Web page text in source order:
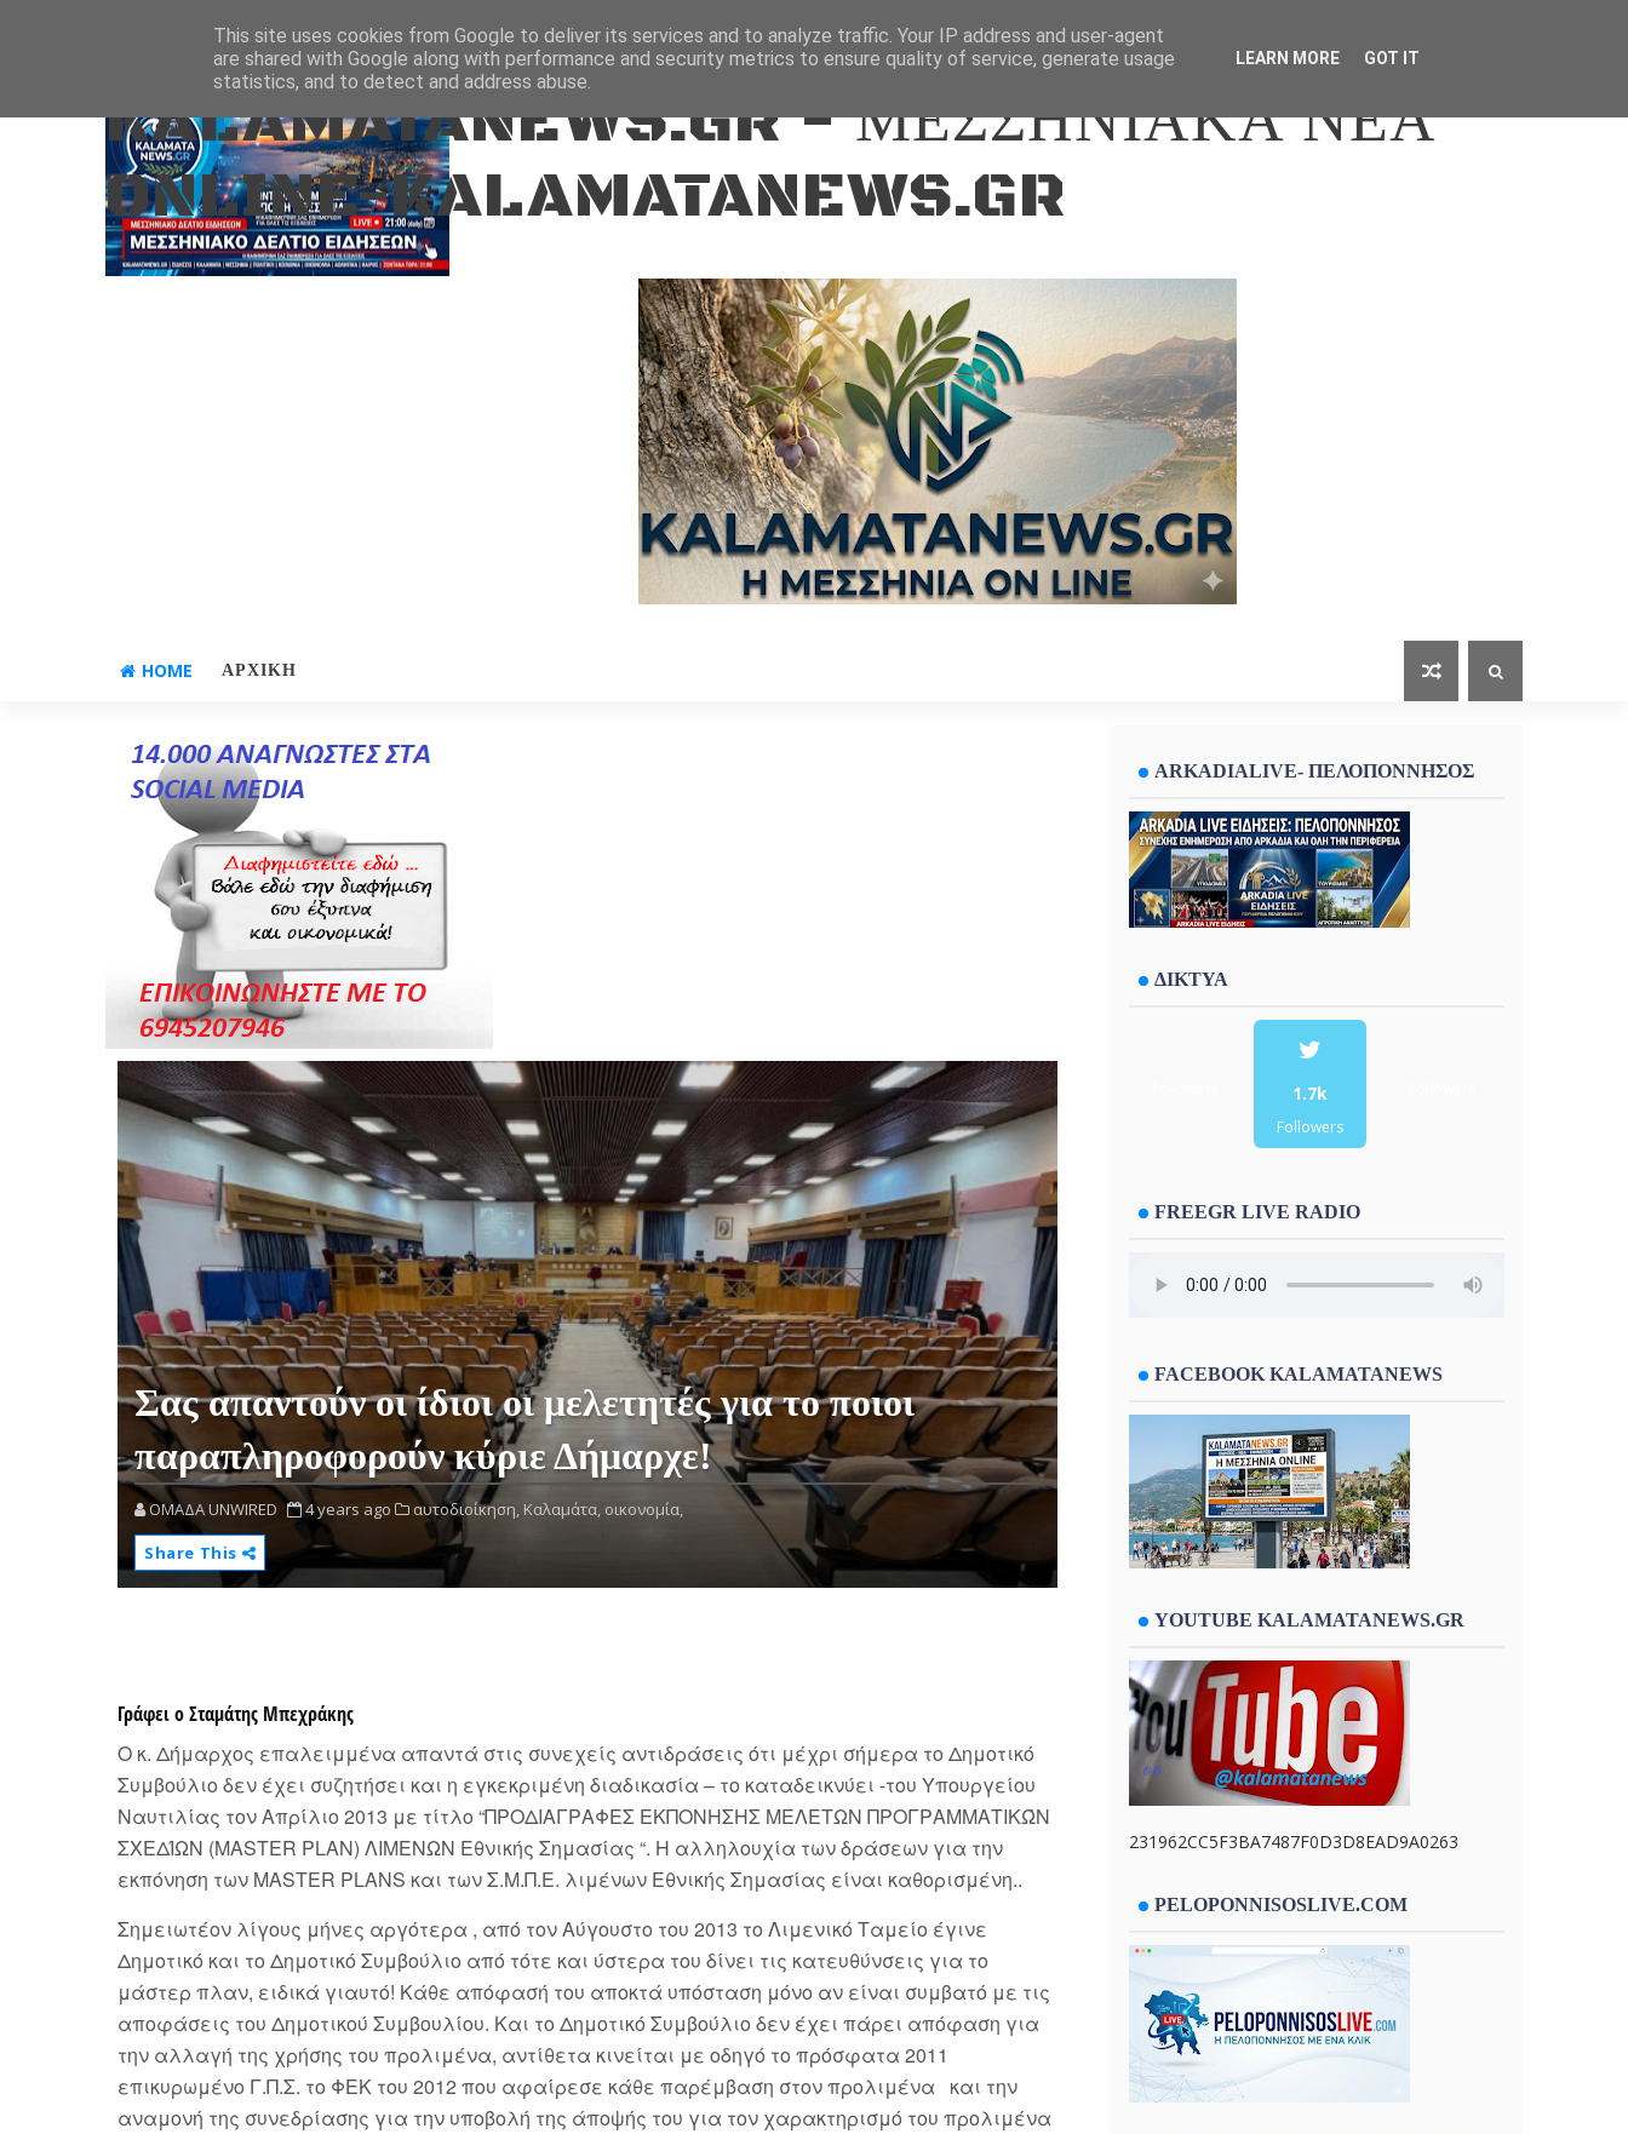
Aug 7, 2026
KALAMATANEWS.GR - ΜΕΣΣΗΝΙΑΚΑ ΝΕΑ
ONLINE-KALAMATANEWS.GR
HOME ΑΡΧΙΚΗ
Σας απαντούν οι ίδιοι οι μελετητές για το ποιοι
παραπληροφορούν κύριε Δήμαρχε!
OMAΔΑ UNWIRED 4 years ago αυτοδιοίκηση, Καλαμάτα, οικονομία,
Share This
Γράφει ο Σταμάτης Μπεχράκης
Ο κ. Δήμαρχος επαλειμμένα απαντά στις συνεχείς αντιδράσεις ότι μέχρι σήμερα το Δημοτικό
Συμβούλιο δεν έχει συζητήσει και η εγκεκριμένη διαδικασία – το καταδεικνύει -του Υπουργείου
Ναυτιλίας τον Απρίλιο 2013 με τίτλο “ΠΡΟΔΙΑΓΡΑΦΕΣ ΕΚΠΟΝΗΣΗΣ ΜΕΛΕΤΩΝ ΠΡΟΓΡΑΜΜΑΤΙΚΏΝ
ΣΧΕΔΊΩΝ (MASTER PLAN) ΛΙΜΕΝΩΝ Εθνικής Σημασίας “. Η αλληλουχία των δράσεων για την
εκπόνηση των MASTER PLANS και των Σ.Μ.Π.Ε. λιμένων Εθνικής Σημασίας είναι καθορισμένη..
Σημειωτέον λίγους μήνες αργότερα , από τον Αύγουστο του 2013 το Λιμενικό Ταμείο έγινε
Δημοτικό και το Δημοτικό Συμβούλιο από τότε και ύστερα του δίνει τις κατευθύνσεις για το
μάστερ πλαν, ειδικά γιαυτό! Κάθε απόφασή του αποκτά υπόσταση μόνο αν είναι συμβατό με τις
αποφάσεις του Δημοτικού Συμβουλίου. Και το Δημοτικό Συμβούλιο δεν έχει πάρει απόφαση για
την αλλαγή της χρήσης του προλιμένα, αντίθετα κινείται με οδηγό το πρόσφατα 2011
επικυρωμένο Γ.Π.Σ. το ΦΕΚ του 2012 που αφαίρεσε κάθε παρέμβαση στον προλιμένα και την
αναμονή της συνεδρίασης για την υποβολή της άποψής του για τον χαρακτηρισμό του προλιμένα
ARKADIALIVE- ΠΕΛΟΠΟΝΝΗΣΟΣ
ΔΙΚΤΥΑ
1.7k
Followers
FREEGR LIVE RADIO
FACEBOOK KALAMATANEWS
YOUTUBE KALAMATANEWS.GR
231962CC5F3BA7487F0D3D8EAD9A0263
PELOPONNISOSLIVE.COM
This site uses cookies from Google to deliver its services and to analyze traffic. Your IP address and user-agent
are shared with Google along with performance and security metrics to ensure quality of service, generate usage
statistics, and to detect and address abuse.
LEARN MORE GOT IT